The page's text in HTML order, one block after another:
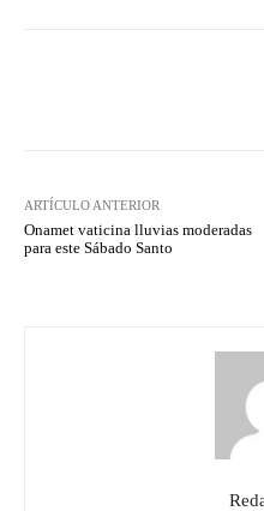
ARTÍCULO ANTERIOR
Onamet vaticina lluvias moderadas
para este Sábado Santo